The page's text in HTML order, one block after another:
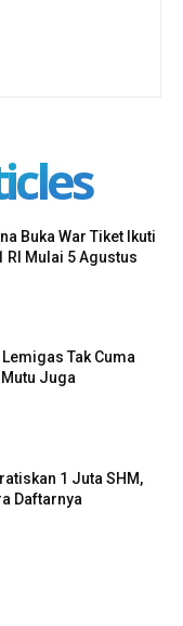
Buka War Tiket Ikuti
RI Mulai 5 Agustus
Tak Cuma
Mutu Juga
1 Juta SHM,
Daftarnya